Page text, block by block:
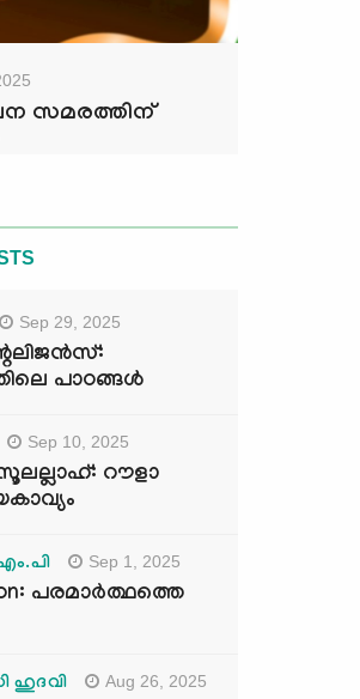
സമരത്തിന്
Sep 29, 2025
പാഠങ്ങൾ
Sep 10, 2025
റൗളാ
Sep 1, 2025
പരമാർത്ഥത്തെ
ഹുദവി Aug 26, 2025